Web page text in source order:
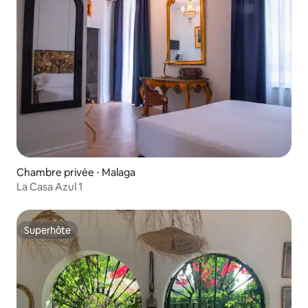
Chambre privée ⋅ Malaga
La Casa Azul 1
Superhôte
Superhôte